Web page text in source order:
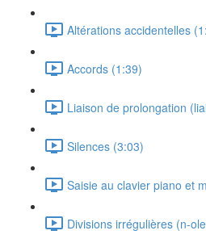
Altérations accidentelles
Accords (1:39)
Liaison de prolongation
Silences (3:03)
Saisie au clavier piano et
Divisions irrégulières (n-